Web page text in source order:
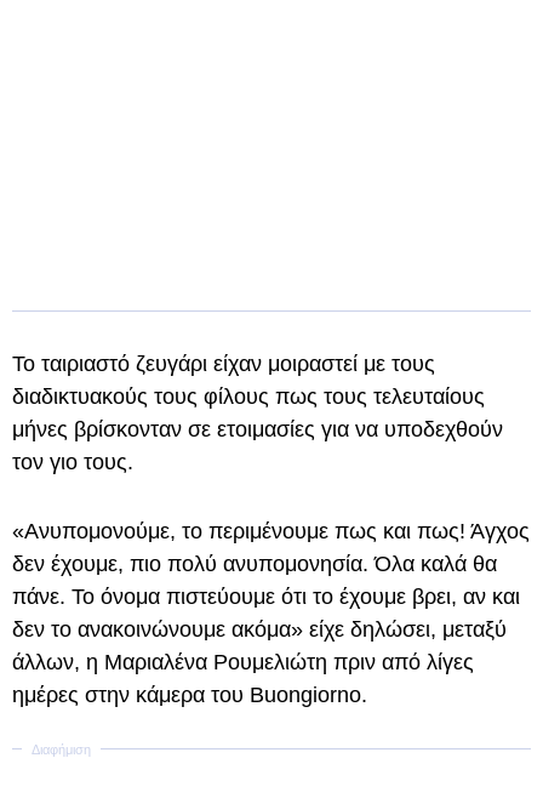
Το ταιριαστό ζευγάρι είχαν μοιραστεί με τους
διαδικτυακούς τους φίλους πως τους τελευταίους
μήνες βρίσκονταν σε ετοιμασίες για να υποδεχθούν
τον γιο τους.
«Ανυπομονούμε, το περιμένουμε πως και πως! Άγχος
δεν έχουμε, πιο πολύ ανυπομονησία. Όλα καλά θα
πάνε. Το όνομα πιστεύουμε ότι το έχουμε βρει, αν και
δεν το ανακοινώνουμε ακόμα» είχε δηλώσει, μεταξύ
άλλων, η Μαριαλένα Ρουμελιώτη πριν από λίγες
ημέρες στην κάμερα του Buongiorno.